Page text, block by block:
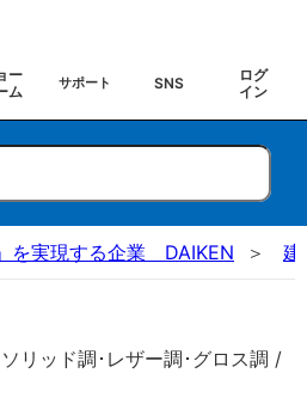
ー
ム
サポート SNS
ログ
イン
を実現する企業 DAIKEN 建
リッド調･レザー調･グロス調 /